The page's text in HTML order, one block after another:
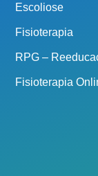
Escoliose
Fisioterapia
RPG –
Fisioterapia